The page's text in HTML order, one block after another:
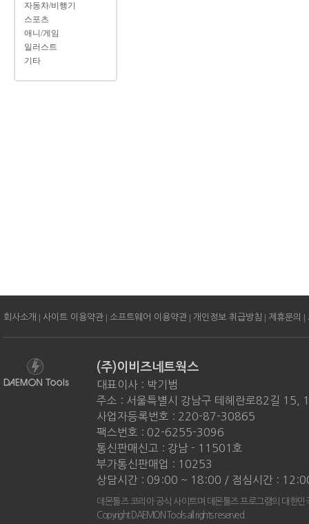
자동차/비행기
스포츠
애니/게임
일러스트
기타
회사소개 | 사이트 이용약관 | 소프트웨어 이용약관 | 개인정보 취급방침 | 제휴문의 |
(주)이비즈네트웍스
대표이사 : 박기범
주소 : 서울특별시 강남구 테헤란로82길 15,
사업자등록번호 : 220-87-30865
팩스번호 : 02-6255-3096
통신판매신고 : 강남 - 11501호
부가통신판매업 : 10253
상담시간 : 09:00 ~ 18:00 / 점심시간 :
데몬툴즈 코리아 공식 사이트며 데몬툴즈 프로그램의 대한
Copyright DAEMON Tools all rights reserved.